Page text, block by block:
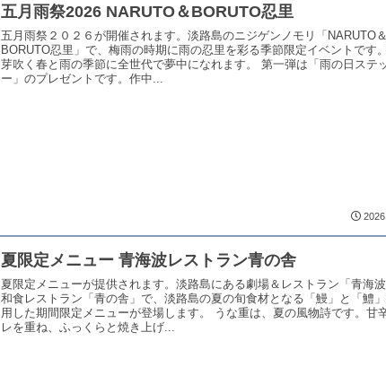
五月雨祭2026 NARUTO＆BORUTO忍里
五月雨祭２０２６が開催されます。淡路島のニジゲンノモリ「NARUTO＆
BORUTO忍里」で、梅雨の時期に雨の忍里を彩る季節限定イベントです
芽吹く春と雨の季節に全世代で夢中になれます。 第一弾は「雨の日ステ
ー」のプレゼントです。作中...
夏限定メニュー 青海波レストラン青の舎
夏限定メニューが提供されます。淡路島にある劇場＆レストラン「青海
和食レストラン「青の舎」で、淡路島の夏の旬食材となる「鰻」と「鱧
用した期間限定メニューが登場します。 うな重は、夏の風物詩です。甘
レを重ね、ふっくらと焼き上げ...